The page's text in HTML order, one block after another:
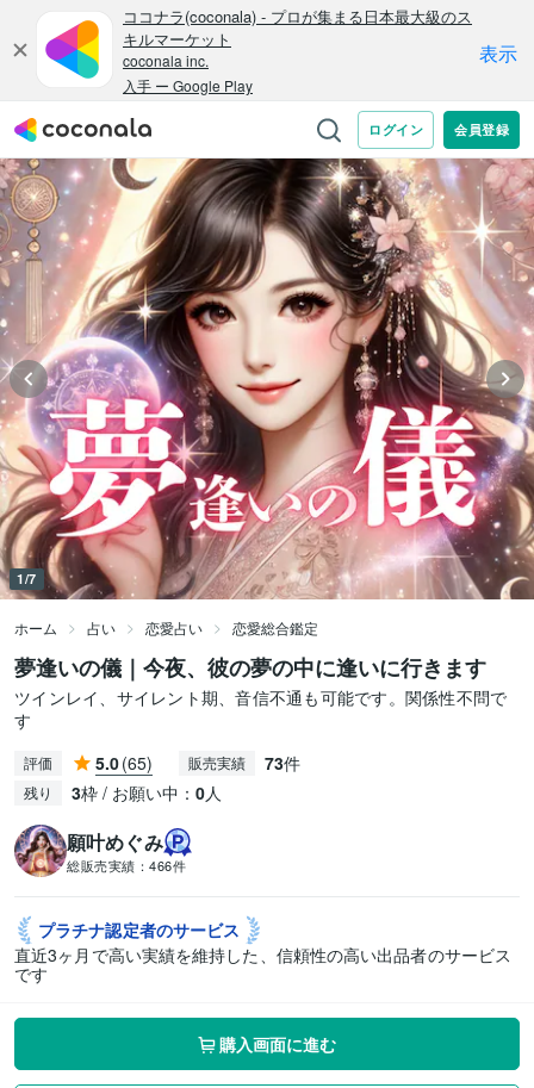
1/7
ホーム 占い 恋愛占い 恋愛総合鑑定
夢逢いの儀｜今夜、彼の夢の中に逢いに行きます
ツインレイ、サイレント期、音信不通も可能です。関係性不問で
す
評価 5.0(65) 販売実績 73件
残り 3枠 / お願い中： 0人
願叶めぐみ
総販売実績： 466件
プラチナ認定者のサービス
直近3ヶ月で高い実績を維持した、信頼性の高い出品者のサービス
です
購入画面に進む